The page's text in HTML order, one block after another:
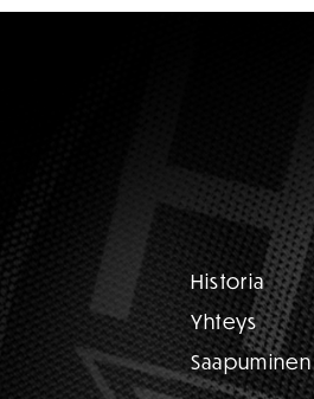
Historia
Yhteys
Saapuminen